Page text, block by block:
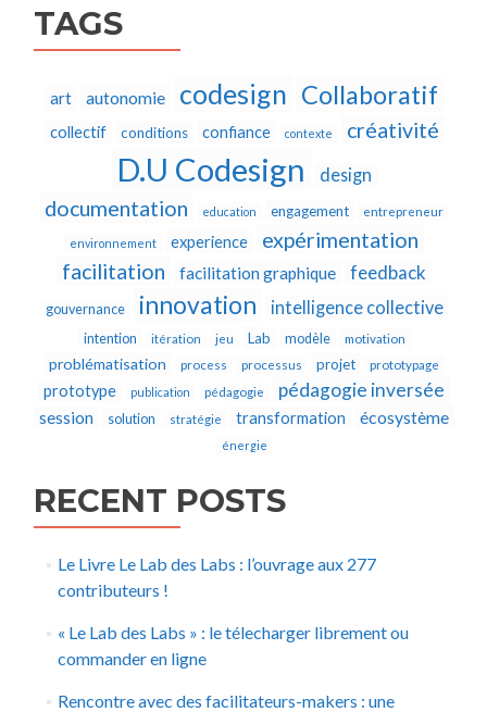
TAGS
art autonomie codesign Collaboratif
collectif conditions confiance contexte créativité
D.U Codesign design
documentation education engagement entrepreneur
environnement experience
expérimentation
facilitation
facilitation graphique feedback
gouvernance innovation intelligence collective
intention itération jeu Lab modèle motivation
problématisation process processus projet prototypage
prototype publication pédagogie pédagogie inversée
session solution stratégie transformation écosystème
énergie
RECENT POSTS
Le Livre Le Lab des Labs : l’ouvrage aux 277
contributeurs !
« Le Lab des Labs » : le télecharger librement ou
commander en ligne
Rencontre avec des facilitateurs-makers : une